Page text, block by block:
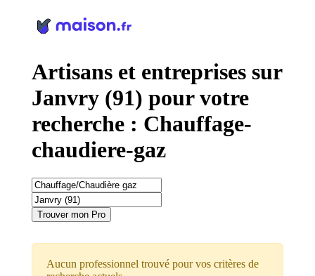
Artisans et entreprises sur
Janvry (91) pour votre
recherche : Chauffage-
chaudiere-gaz
Trouver mon Pro
Aucun professionnel trouvé pour vos critères de